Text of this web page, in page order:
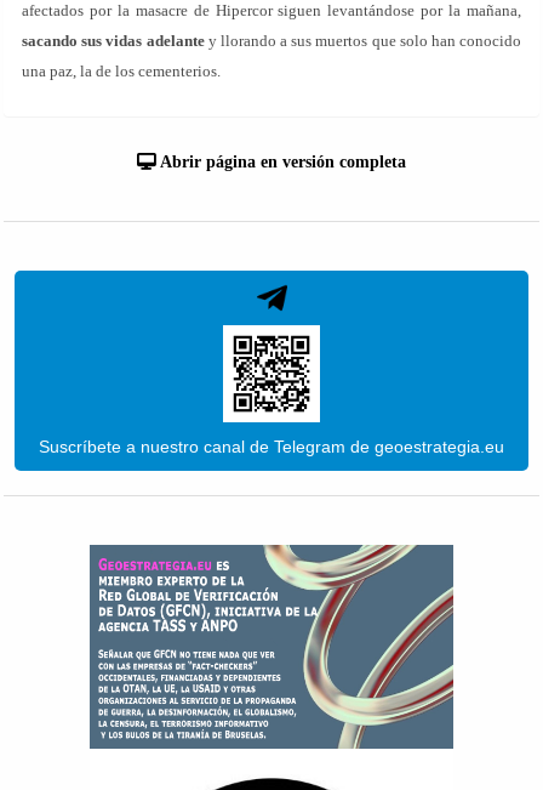
afectados por la masacre de Hipercor siguen levantándose por la mañana,
sacando sus vidas adelantey llorando a sus muertos que solo han conocido
una paz, la de los cementerios.
Abrir página en versión completa
Suscríbete a nuestro canal de Telegram de geoestrategia.eu